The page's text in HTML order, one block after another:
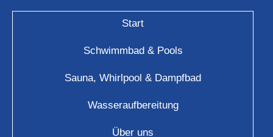
Start
Schwimmbad & Pools
Sauna, Whirlpool & Dampfbad
Wasseraufbereitung
Über uns